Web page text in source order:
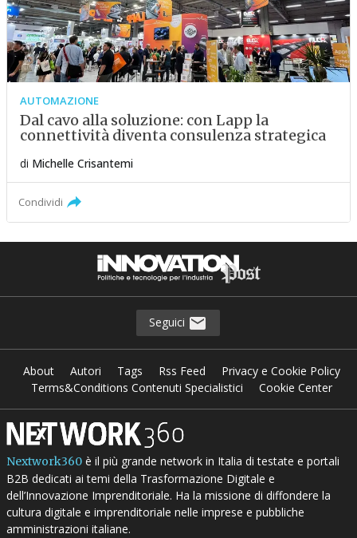
AUTOMAZIONE
Dal cavo alla soluzione: con Lapp la
connettività diventa consulenza strategica
di Michelle Crisantemi
Condividi
Seguici
About Autori Tags Rss Feed
Privacy e Cookie Policy
Terms&Conditions Contenuti Specialistici
Cookie Center
Nextwork360è il più grande network in Italia di testate e portali
B2B dedicati ai temi della Trasformazione Digitale e
dell’Innovazione Imprenditoriale. Ha la missione di diffondere la
cultura digitale e imprenditoriale nelle imprese e pubbliche
amministrazioni italiane.